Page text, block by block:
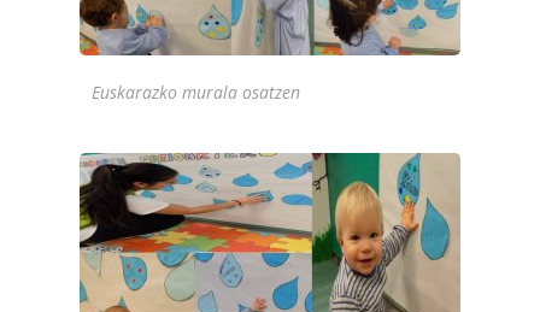
Euskarazko murala osatzen